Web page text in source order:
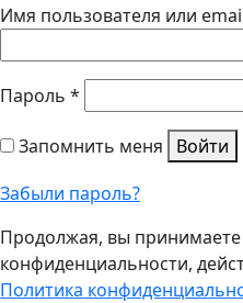
Имя пользователя или
Пароль *
Запомнить меня
Войти
Забыли пароль?
Продолжая, вы принимаете
конфиденциальности,
Политика